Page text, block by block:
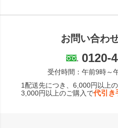
お問い合わ
0120-
受付時間：午前9時～
1配送先につき、6,000円以上
3,000円以上のご購入で代引き